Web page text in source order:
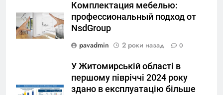
Комплектация мебелью:
профессиональный подход от
NsdGroup
pavadmin
2 роки назад 0
У Житомирській області в
першому півріччі 2024 року
здано в експлуатацію більше